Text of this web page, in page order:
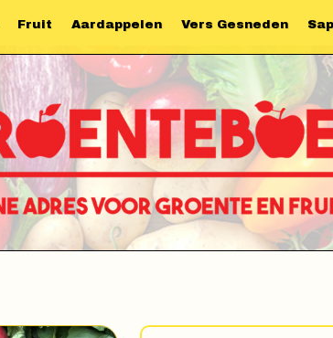
Fruit Aardappelen Vers Gesneden